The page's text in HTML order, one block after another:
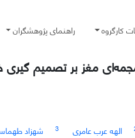
کارگروه راهنمای پژوهشگران
مغز بر تصمیم
الهه عرب عامری 3 شهزاد